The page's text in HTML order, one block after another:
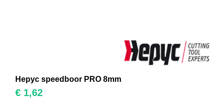
Hepyc speedboor PRO 8mm
€ 1,62